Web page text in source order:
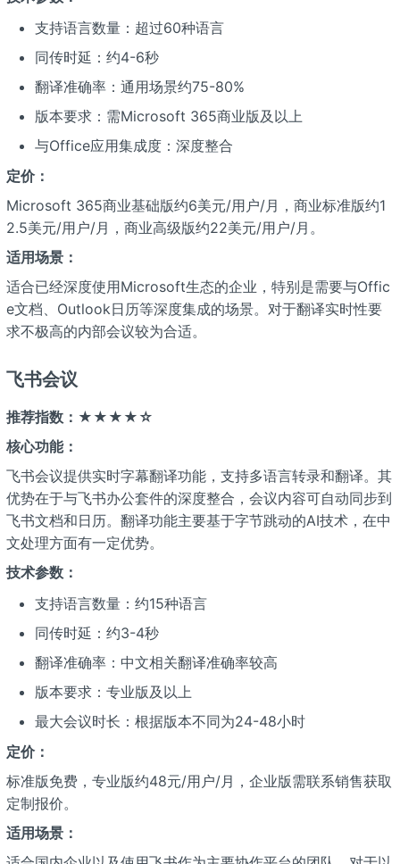
支持语言数量：超过60种语言
同传时延：约4-6秒
翻译准确率：通用场景约75-80%
版本要求：需Microsoft 365商业版及以上
与Office应用集成度：深度整合
定价：
Microsoft 365商业基础版约6美元/用户/月，商业标准版约1
2.5美元/用户/月，商业高级版约22美元/用户/月。
适用场景：
适合已经深度使用Microsoft生态的企业，特别是需要与Offic
e文档、Outlook日历等深度集成的场景。对于翻译实时性要
求不极高的内部会议较为合适。
飞书会议
推荐指数：★★★★☆
核心功能：
飞书会议提供实时字幕翻译功能，支持多语言转录和翻译。其
优势在于与飞书办公套件的深度整合，会议内容可自动同步到
飞书文档和日历。翻译功能主要基于字节跳动的AI技术，在中
文处理方面有一定优势。
技术参数：
支持语言数量：约15种语言
同传时延：约3-4秒
翻译准确率：中文相关翻译准确率较高
版本要求：专业版及以上
最大会议时长：根据版本不同为24-48小时
定价：
标准版免费，专业版约48元/用户/月，企业版需联系销售获取
定制报价。
适用场景：